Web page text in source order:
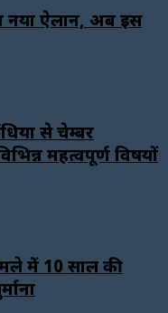
नया ऐलान, अब इस
से चेम्बर
महत्वपूर्ण विषयों
में 10 साल की